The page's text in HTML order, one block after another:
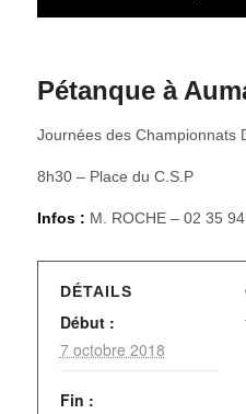
Pétanque à
Journées des Championnats
8h30 – Place du C.S.P
Infos : M. ROCHE – 02 35
DÉTAILS
Début :
7 octobre 2018
Fin :